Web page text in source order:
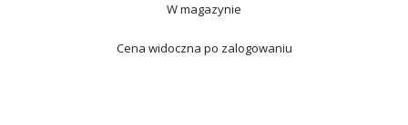
W magazynie
Cena widoczna po zalogowaniu